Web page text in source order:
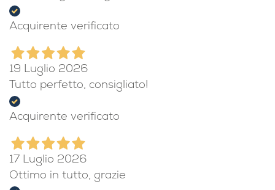
Acquirente verificato
19 Luglio 2026
Tutto perfetto, consigliato!
Acquirente verificato
17 Luglio 2026
Ottimo in tutto, grazie